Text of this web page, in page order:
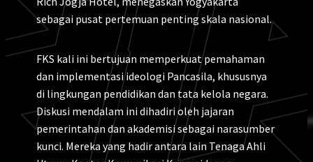
sebagai pusat pertemuan penting skala nasional.
FKS kali ini bertujuan memperkuat pemahaman
dan implementasi ideologi Pancasila, khususnya
di lingkungan pendidikan dan tata kelola negara.
Diskusi mendalam ini dihadiri oleh jajaran
pemerintahan dan akademisi sebagai narasumber
kunci. Mereka yang hadir antara lain Tenaga Ahli